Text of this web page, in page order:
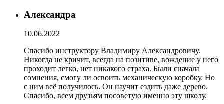
Александра
10.06.2022
Спасибо инструктору Владимиру Александровичу.
Никогда не кричит, всегда на позитиве, вождение у него
проходит легко, нет никакого страха. Были сначала
сомнения, смогу ли освоить механическую коробку. Но
с ним всё получилось. Он научит ездить даже дерево.
Спасибо, всем друзьям посоветую именно эту школу.